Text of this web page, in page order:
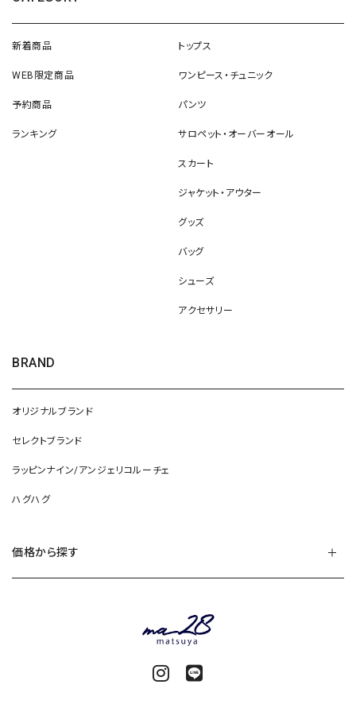
新着商品
WEB限定商品
予約商品
ランキング
トップス
ワンピース・チュニック
パンツ
サロペット・オーバーオール
スカート
ジャケット・アウター
グッズ
バッグ
シューズ
アクセサリー
BRAND
オリジナルブランド
セレクトブランド
ラッピンナイン/アンジェリコルーチェ
ハグハグ
価格から探す